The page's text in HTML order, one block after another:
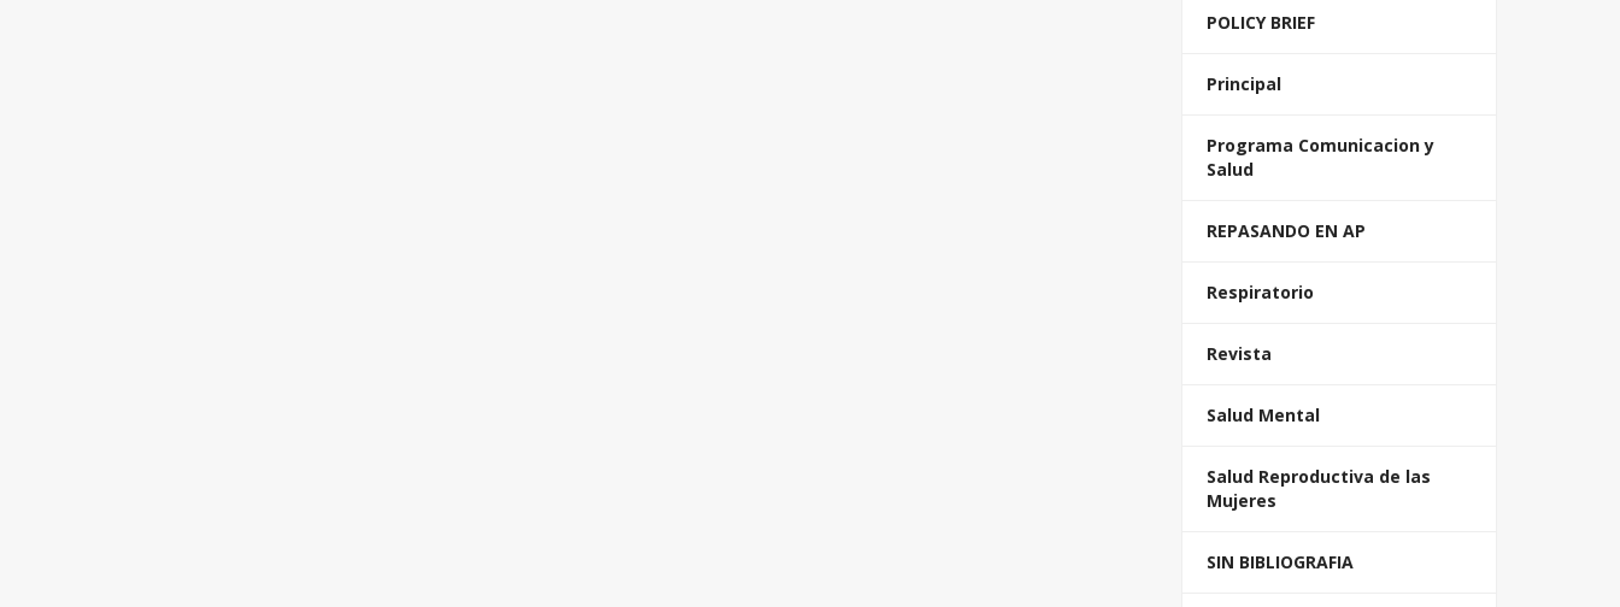
POLICY BRIEF
Principal
Programa Comunicacion y
Salud
REPASANDO EN AP
Respiratorio
Revista
Salud Mental
Salud Reproductiva de las
Mujeres
SIN BIBLIOGRAFIA